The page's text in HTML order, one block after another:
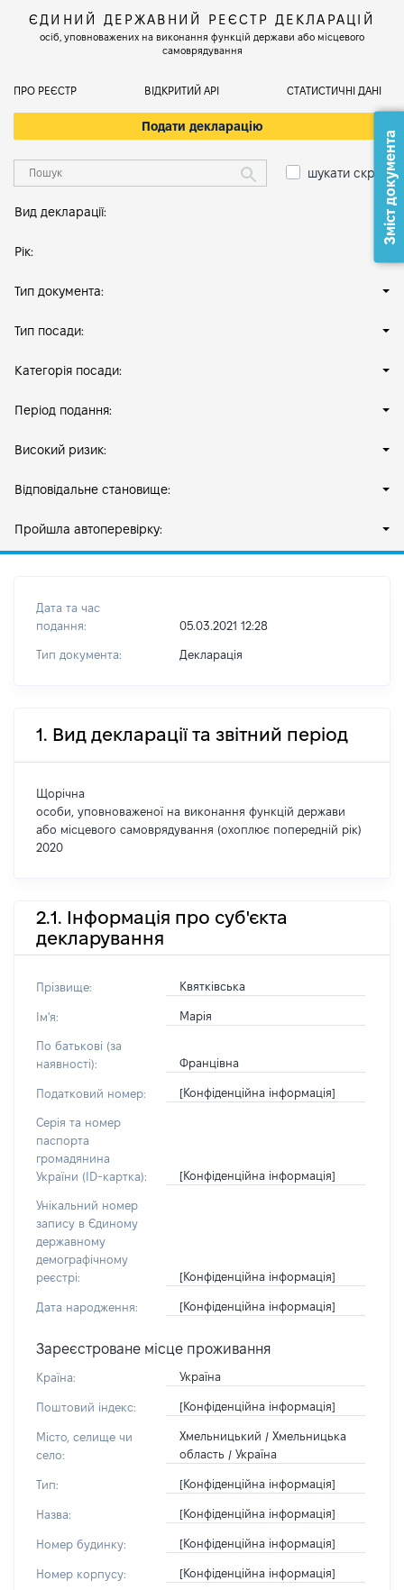
ЄДИНИЙ ДЕРЖАВНИЙ РЕЄСТР ДЕКЛАРАЦІЙ
осіб, уповноважених на виконання функцій держави або місцевого
самоврядування
ПРО РЕЄСТР ВІДКРИТИЙ АРІ СТАТИСТИЧНІ ДАНІ
Подати декларацію
шукати скрізь
Вид декларації:
Рік:
Тип документа:
Тип посади:
Категорія посади:
Період подання:
Високий ризик:
Відповідальне становище:
Пройшла автоперевірку:
Дата та час
подання:
05.03.2021 12:28
Тип документа: Декларація
1. Вид декларації та звітний період
Щорічна
особи, уповноваженої на виконання функцій держави
або місцевого самоврядування (охоплює попередній рік)
2020
2.1. Інформація про суб'єкта
декларування
Прізвище: Квятківська
Ім'я: Марія
По батькові (за
наявності):
Францівна
Податковий номер: [Конфіденційна інформація]
Серія та номер
паспорта
громадянина
України (ID-картка):
[Конфіденційна інформація]
Унікальний номер
запису в Єдиному
державному
демографічному
реєстрі:
[Конфіденційна інформація]
Дата народження: [Конфіденційна інформація]
Зареєстроване місце проживання
Країна: Україна
Поштовий індекс: [Конфіденційна інформація]
Місто, селище чи
село:
Хмельницький / Хмельницька
область / Україна
Тип: [Конфіденційна інформація]
Назва: [Конфіденційна інформація]
Номер будинку: [Конфіденційна інформація]
Номер корпусу: [Конфіденційна інформація]
Зміст документа